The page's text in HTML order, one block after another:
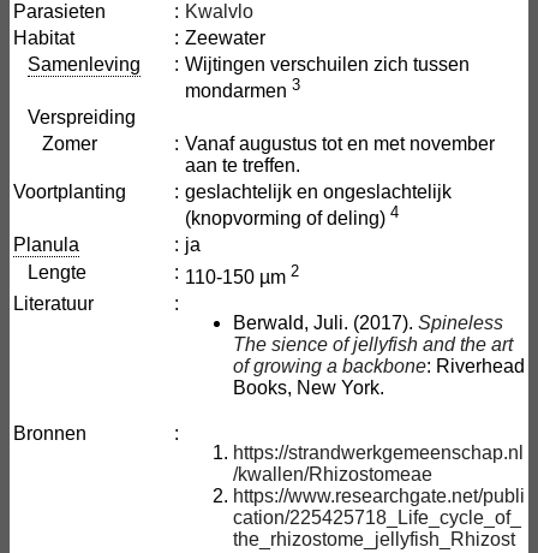
Parasieten : Kwalvlo
Habitat
: Zeewater
Samenleving
: Wijtingen verschuilen zich tussen
mondarmen 3
Verspreiding
Zomer
: Vanaf augustus tot en met november
aan te treffen.
Voortplanting
: geslachtelijk en ongeslachtelijk
(knopvorming of deling) 4
Planula : ja
Lengte
: 110-150 µm 2
Literatuur
:
Berwald, Juli. (2017). Spineless
The sience of jellyfish and the art
of growing a backbone: Riverhead
Books, New York.
Bronnen
:
https://strandwerkgemeenschap.nl
/kwallen/Rhizostomeae
https://www.researchgate.net/publi
cation/225425718_Life_cycle_of_
the_rhizostome_jellyfish_Rhizost